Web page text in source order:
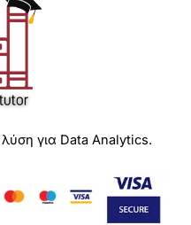
για Data Analytics.